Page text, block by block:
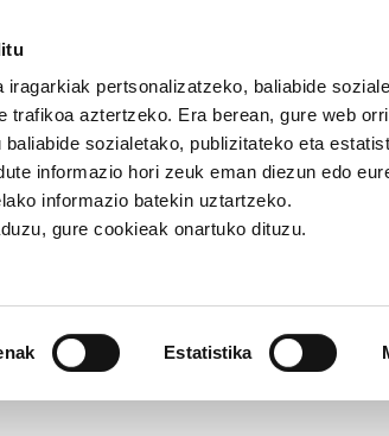
pertsonalizatzeko, baliabide
trafikoa aztertzeko. Era berean, gure web
sozialetako, publizitateko eta
informazio hori zeuk eman diezun edo
informazio batekin uztartzeko.
gure cookieak onartuko dituzu.
Estatistika
397